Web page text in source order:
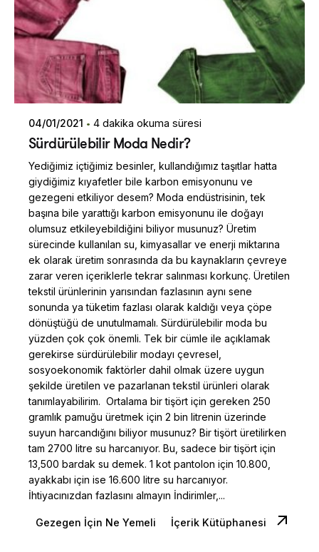
04/01/2021 4 dakika okuma süresi
Sürdürülebilir Moda Nedir?
Yediğimiz içtiğimiz besinler, kullandığımız taşıtlar hatta
giydiğimiz kıyafetler bile karbon emisyonunu ve
gezegeni etkiliyor desem? Moda endüstrisinin, tek
başına bile yarattığı karbon emisyonunu ile doğayı
olumsuz etkileyebildiğini biliyor musunuz? Üretim
sürecinde kullanılan su, kimyasallar ve enerji miktarına
ek olarak üretim sonrasında da bu kaynakların çevreye
zarar veren içeriklerle tekrar salınması korkunç. Üretilen
tekstil ürünlerinin yarısından fazlasının aynı sene
sonunda ya tüketim fazlası olarak kaldığı veya çöpe
dönüştüğü de unutulmamalı. Sürdürülebilir moda bu
yüzden çok çok önemli. Tek bir cümle ile açıklamak
gerekirse sürdürülebilir modayı çevresel,
sosyoekonomik faktörler dahil olmak üzere uygun
şekilde üretilen ve pazarlanan tekstil ürünleri olarak
tanımlayabilirim. Ortalama bir tişört için gereken 250
gramlık pamuğu üretmek için 2 bin litrenin üzerinde
suyun harcandığını biliyor musunuz? Bir tişört üretilirken
tam 2700 litre su harcanıyor. Bu, sadece bir tişört için
13,500 bardak su demek. 1 kot pantolon için 10.800,
ayakkabı için ise 16.600 litre su harcanıyor.
İhtiyacınızdan fazlasını almayın İndirimler,...
Gezegen İçin Ne Yemeli İçerik Kütüphanesi